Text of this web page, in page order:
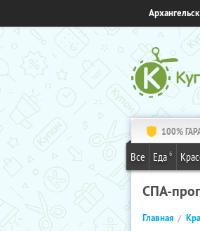
Архангельск
100%
Все Еда 6
СПА-
Главная